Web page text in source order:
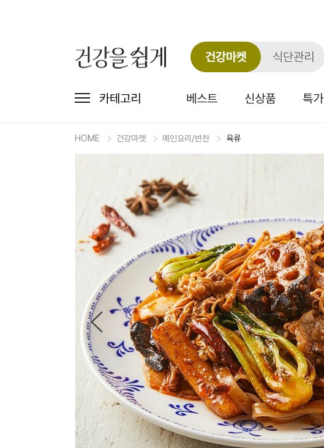
건강마켓 식단관리
카테고리 베스트 신상품 특가
HOME 건강마켓 메인요리/반찬 육류